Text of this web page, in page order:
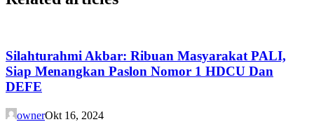
Silahturahmi Akbar: Ribuan Masyarakat PALI,
Siap Menangkan Paslon Nomor 1 HDCU Dan
DEFE
ownerOkt 16, 2024